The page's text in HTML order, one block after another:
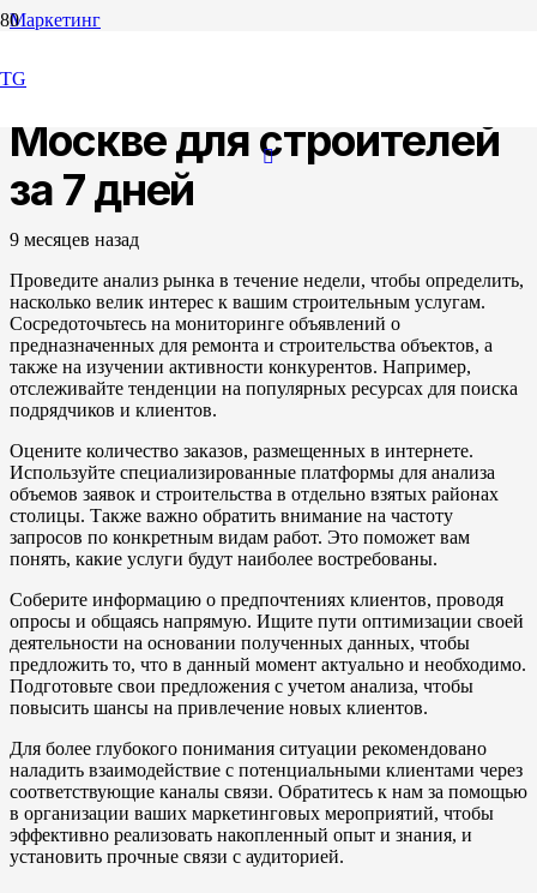
TG
Маркетинг
Проверка спроса в
Москве для строителей
за 7 дней
9 месяцев назад
Проведите анализ рынка в течение недели, чтобы определить,
насколько велик интерес к вашим строительным услугам.
Сосредоточьтесь на мониторинге объявлений о
предназначенных для ремонта и строительства объектов, а
также на изучении активности конкурентов. Например,
отслеживайте тенденции на популярных ресурсах для поиска
подрядчиков и клиентов.
Оцените количество заказов, размещенных в интернете.
Используйте специализированные платформы для анализа
объемов заявок и строительства в отдельно взятых районах
столицы. Также важно обратить внимание на частоту
запросов по конкретным видам работ. Это поможет вам
понять, какие услуги будут наиболее востребованы.
Соберите информацию о предпочтениях клиентов, проводя
опросы и общаясь напрямую. Ищите пути оптимизации своей
деятельности на основании полученных данных, чтобы
предложить то, что в данный момент актуально и необходимо.
Подготовьте свои предложения с учетом анализа, чтобы
повысить шансы на привлечение новых клиентов.
Для более глубокого понимания ситуации рекомендовано
наладить взаимодействие с потенциальными клиентами через
соответствующие каналы связи. Обратитесь к нам за помощью
в организации ваших маркетинговых мероприятий, чтобы
эффективно реализовать накопленный опыт и знания, и
установить прочные связи с аудиторией.